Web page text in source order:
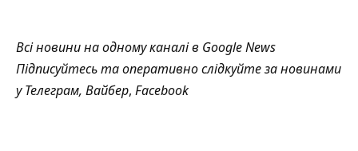
Всі новини на одному каналі в Google News
Підписуйтесь та оперативно слідкуйте за новинами
уТелеграм, Вайбер, Facebook